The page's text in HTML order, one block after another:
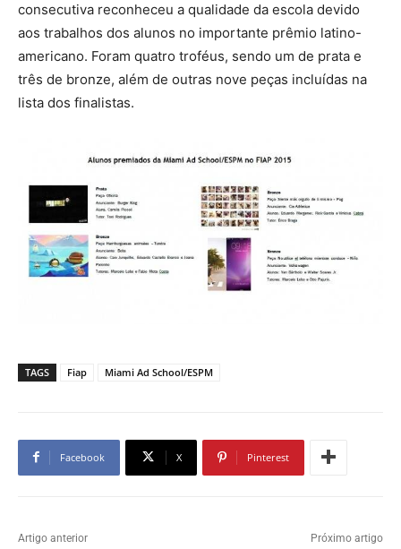
consecutiva reconheceu a qualidade da escola devido
aos trabalhos dos alunos no importante prêmio latino-
americano. Foram quatro troféus, sendo um de prata e
três de bronze, além de outras nove peças incluídas na
lista dos finalistas.
TAGS Fiap Miami Ad School/ESPM
Facebook X Pinterest
Artigo anterior Próximo artigo